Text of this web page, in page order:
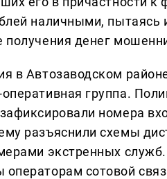
наличными, пытаясь
получения денег
в Автозаводском
группа.
номера
разъяснили схемы
экстренных
сотовой